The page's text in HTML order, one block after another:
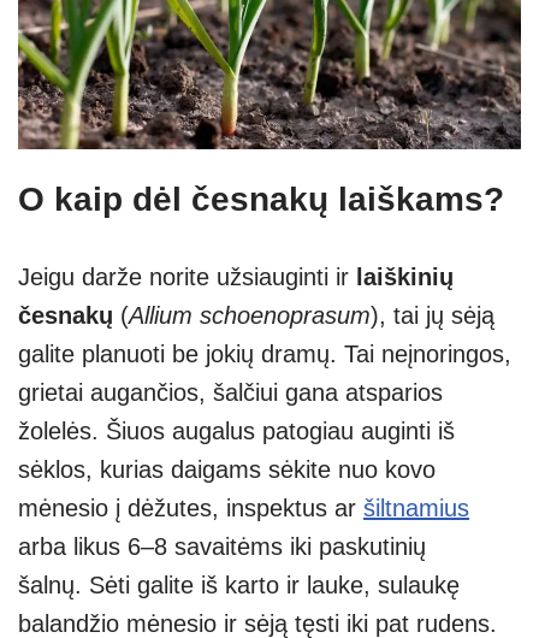
O kaip dėl česnakų laiškams?
Jeigu darže norite užsiauginti ir laiškinių
česnakų (Allium schoenoprasum), tai jų sėją
galite planuoti be jokių dramų. Tai neįnoringos,
grietai augančios, šalčiui gana atsparios
žolelės. Šiuos augalus patogiau auginti iš
sėklos, kurias daigams sėkite nuo kovo
mėnesio į dėžutes, inspektus ar šiltnamius
arba likus 6–8 savaitėms iki paskutinių
šalnų. Sėti galite iš karto ir lauke, sulaukę
balandžio mėnesio ir sėją tęsti iki pat rudens.